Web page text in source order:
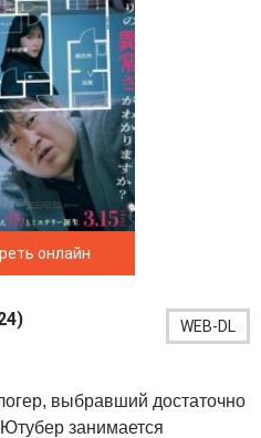
онлайн
WEB-DL
выбравший достаточно
занимается